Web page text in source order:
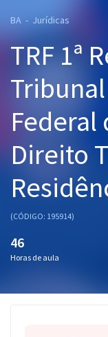
Cursos 20% OFF
Pós
Graduação
OAB
Mentorias
Questões grátis
Conteúdo gratuito
Aprovados
BA - Jurídicas
TRF 1ª
Federal
Direito
(CÓDIGO: 195914)
46
Horas de aula